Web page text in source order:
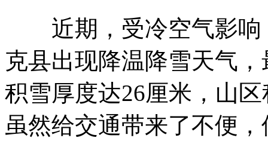
女子跳入搅拌车 消防紧急施救
男童掉铁轨 "闪电男"5秒跳轨救人
近期，受冷空气影响
克县出现降温降雪天气
积雪厚度达26厘米，山
虽然给交通带来了不便